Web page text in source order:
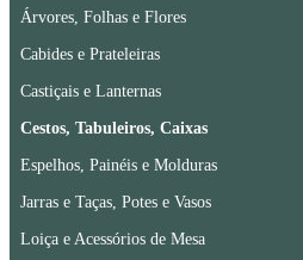
Árvores, Folhas e Flores
Cabides e Prateleiras
Castiçais e Lanternas
Cestos, Tabuleiros, Caixas
Espelhos, Painéis e Molduras
Jarras e Taças, Potes e Vasos
Loiça e Acessórios de Mesa